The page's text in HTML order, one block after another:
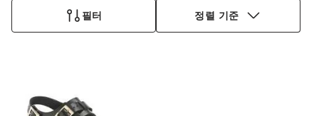
필터 정렬 기준